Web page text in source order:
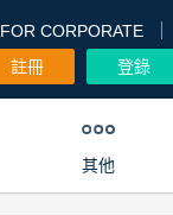
FOR CORPORATE
註冊
登錄
其他